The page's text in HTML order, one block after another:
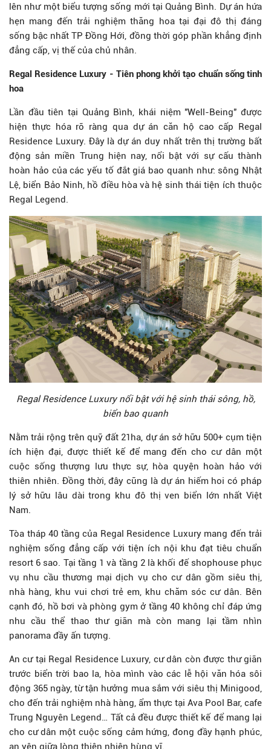
lên như một biểu tượng sống mới tại Quảng Bình. Dự án hứa
hẹn mang đến trải nghiệm thăng hoa tại đại đô thị đáng
sống bậc nhất TP Đồng Hới, đồng thời góp phần khẳng định
đẳng cấp, vị thế của chủ nhân.
Regal Residence Luxury - Tiên phong khởi tạo chuẩn sống tinh
hoa
Lần đầu tiên tại Quảng Bình, khái niệm "Well-Being" được
hiện thực hóa rõ ràng qua dự án căn hộ cao cấp Regal
Residence Luxury. Đây là dự án duy nhất trên thị trường bất
động sản miền Trung hiện nay, nổi bật với sự cấu thành
hoàn hảo của các yếu tố đắt giá bao quanh như: sông Nhật
Lệ, biển Bảo Ninh, hồ điều hòa và hệ sinh thái tiện ích thuộc
Regal Legend.
Regal Residence Luxury nổi bật với hệ sinh thái sông, hồ,
biển bao quanh
Nằm trải rộng trên quỹ đất 21ha, dự án sở hữu 500+ cụm tiện
ích hiện đại, được thiết kế để mang đến cho cư dân một
cuộc sống thượng lưu thực sự, hòa quyện hoàn hảo với
thiên nhiên. Đồng thời, đây cũng là dự án hiếm hoi có pháp
lý sở hữu lâu dài trong khu đô thị ven biển lớn nhất Việt
Nam.
Tòa tháp 40 tầng của Regal Residence Luxury mang đến trải
nghiệm sống đẳng cấp với tiện ích nội khu đạt tiêu chuẩn
resort 6 sao. Tại tầng 1 và tầng 2 là khối đế shophouse phục
vụ nhu cầu thương mại dịch vụ cho cư dân gồm siêu thị,
nhà hàng, khu vui chơi trẻ em, khu chăm sóc cư dân. Bên
cạnh đó, hồ bơi và phòng gym ở tầng 40 không chỉ đáp ứng
nhu cầu thể thao thư giãn mà còn mang lại tầm nhìn
panorama đầy ấn tượng.
An cư tại Regal Residence Luxury, cư dân còn được thư giãn
trước biển trời bao la, hòa mình vào các lễ hội văn hóa sôi
động 365 ngày, từ tận hưởng mua sắm với siêu thị Minigood,
cho đến trải nghiệm nhà hàng, ẩm thực tại Ava Pool Bar, cafe
Trung Nguyên Legend… Tất cả đều được thiết kế để mang lại
cho cư dân một cuộc sống cảm hứng, đong đầy hạnh phúc,
an yên giữa lòng thiên nhiên hùng vĩ.